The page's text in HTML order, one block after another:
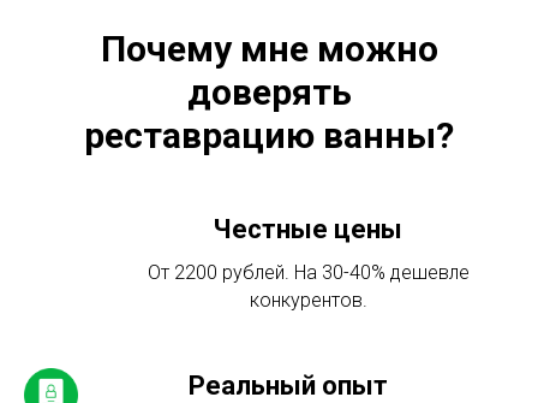
Почему мне можно
доверять
реставрацию ванны?
Честные цены
От 2200 рублей. На 30-40% дешевле
конкурентов.
Реальный опыт